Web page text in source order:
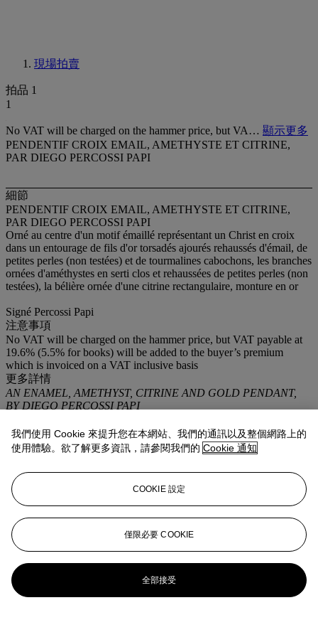
現場拍賣
拍品 1
1
No VAT will be charged on the hammer price, but VA… 顯示更多
PENDENTIF CROIX EMAIL, AMETHYSTE ET CITRINE,
PAR DIEGO PERCOSSI PAPI
細節
PENDENTIF CROIX EMAIL, AMETHYSTE ET CITRINE,
PAR DIEGO PERCOSSI PAPI
Orné au centre d'un motif émaillé représentant un Christ en croix
dans un entourage de fils d'or torsadés ajourés rehaussés d'émail, de
petites perles (non testées) et de tourmalines cabochons, les branches
ornées d'améthystes en serti clos et rehaussées de petites perles (non
testées), la bélière ornée d'une citrine rectangulaire, monture en or
Signé Percossi Papi
注意事項
No VAT will be charged on the hammer price, but VAT payable at
19.6% (5.5% for books) will be added to the buyer’s premium
which is invoiced on a VAT inclusive basis
更多詳情
AN ENAMEL, AMETHYST, CITRINE AND GOLD PENDANT,
BY DIEGO PERCOSSI PAPI
我們使用 Cookie 來提升您在本網站、我們的通訊以及整個網路上的
使用體驗。欲了解更多資訊，請參閱我們的 Cookie 通知
COOKIE 設定
僅限必要 COOKIE
全部接受